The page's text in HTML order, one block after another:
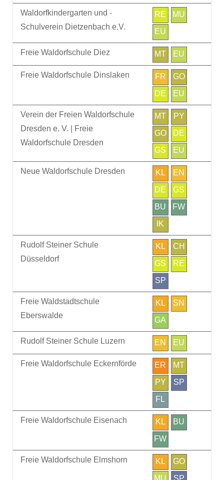
Waldorfkindergarten und -
Schulverein Dietzenbach e.V.
RE
MU
EU
Freie Waldorfschule Diez MT EU
Freie Waldorfschule Dinslaken FR
GO
DE
EU
Verein der Freien Waldorfschule
Dresden e. V. | Freie
Waldorfschule Dresden
MT
PY
GO
DE
GS
EU
Neue Waldorfschule Dresden KL
EN
DE
GS
BU
FW
IK
Rudolf Steiner Schule
Düsseldorf
KL
CH
GS
RE
SP
Freie Waldstadtschule
Eberswalde
KL
SN
GA
Rudolf Steiner Schule Luzern EN EU
Freie Waldorfschule Eckernförde ER
MT
PY
SP
FL
Freie Waldorfschule Eisenach KL
BU
FW
Freie Waldorfschule Elmshorn KL
GO
MU
SP